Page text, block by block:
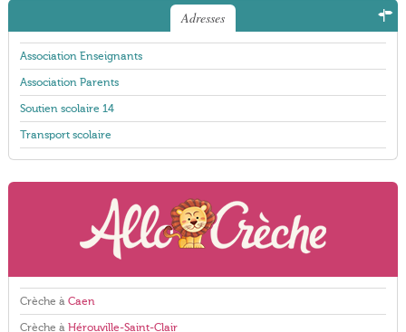
Adresses
Association Enseignants
Association Parents
Soutien scolaire 14
Transport scolaire
Crèche à Caen
Crèche à Hérouville-Saint-Clair